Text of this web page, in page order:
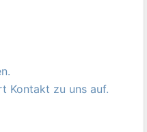
Kontakt zu uns auf.